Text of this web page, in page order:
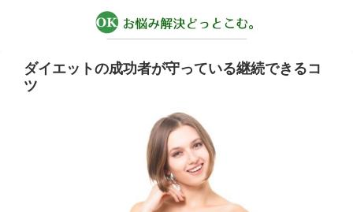
ダイエットの成功者が守っている継続できるコ
ツ